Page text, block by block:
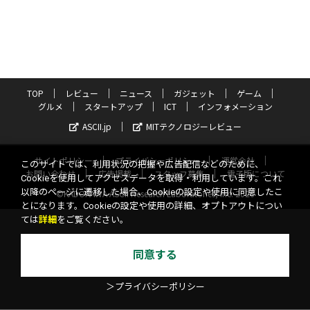
TOP レビュー ニュース ガジェット
ゲーム
グルメ
スタートアップ ICT
インフォメーション
ASCII.jp
MITテクノロジーレビュー
サイトポリシー プライバシーポリシー
運営会社
お問い合わせ
広告掲載 スタッフ募集
電子版について
©KADOKAWA ASCII Research Laboratories, Inc. 2026
このサイトでは、利用状況の把握や広告配信などのために、
Cookieを使用してアクセスデータを取得・利用しています。これ
以降のページに遷移した場合、Cookieの設定や使用に同意したこ
とになります。Cookieの設定や使用の詳細、オプトアウトについ
ては詳細 をご覧ください。
同意する
＞プライバシーポリシー